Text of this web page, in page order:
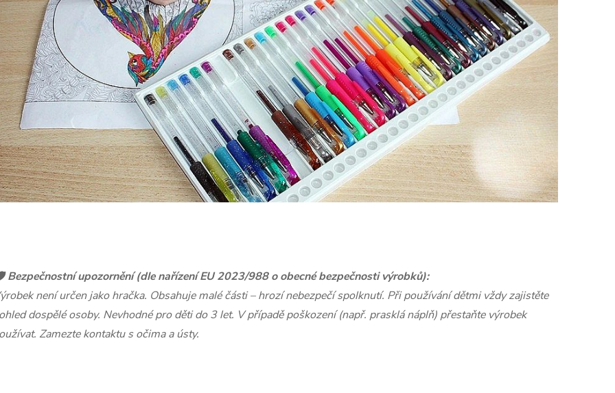
Bezpečnostní upozornění (dle nařízení EU 2023/988 o obecné bezpečnosti výrobků):
není určen jako hračka. Obsahuje malé části – hrozí nebezpečí spolknutí. Při používání dětmi vždy zajistěte
dospělé osoby. Nevhodné pro děti do 3 let. V případě poškození (např. prasklá náplň) přestaňte výrobek
Zamezte kontaktu s očima a ústy.